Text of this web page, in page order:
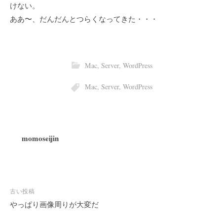
けない。
ああ〜、だんだんとつらくなってきた・・・
Mac, Server, WordPress
Mac, Server, WordPress
momoseijin
投
稿
古い投稿
やっぱり画像周りが大変だ